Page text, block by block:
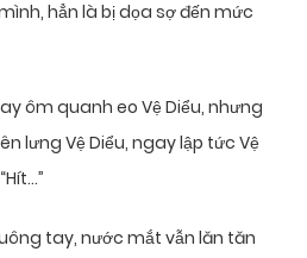
hẳn là bị dọa sợ đến mức
ôm quanh eo Vệ Diểu, nhưng
lưng Vệ Diểu, ngay lập tức Vệ
tay, nước mắt vẫn lăn tăn